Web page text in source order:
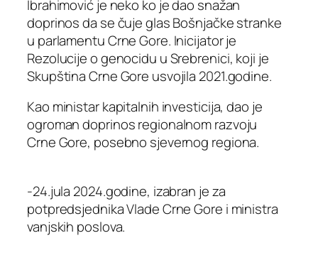
Ibrahimović je neko ko je dao snažan
doprinos da se čuje glas Bošnjačke stranke
u parlamentu Crne Gore. Inicijator je
Rezolucije o genocidu u Srebrenici, koji je
Skupština Crne Gore usvojila 2021.godine.
Kao ministar kapitalnih investicija, dao je
ogroman doprinos regionalnom razvoju
Crne Gore, posebno sjevernog regiona.
-24.jula 2024.godine, izabran je za
potpredsjednika Vlade Crne Gore i ministra
vanjskih poslova.